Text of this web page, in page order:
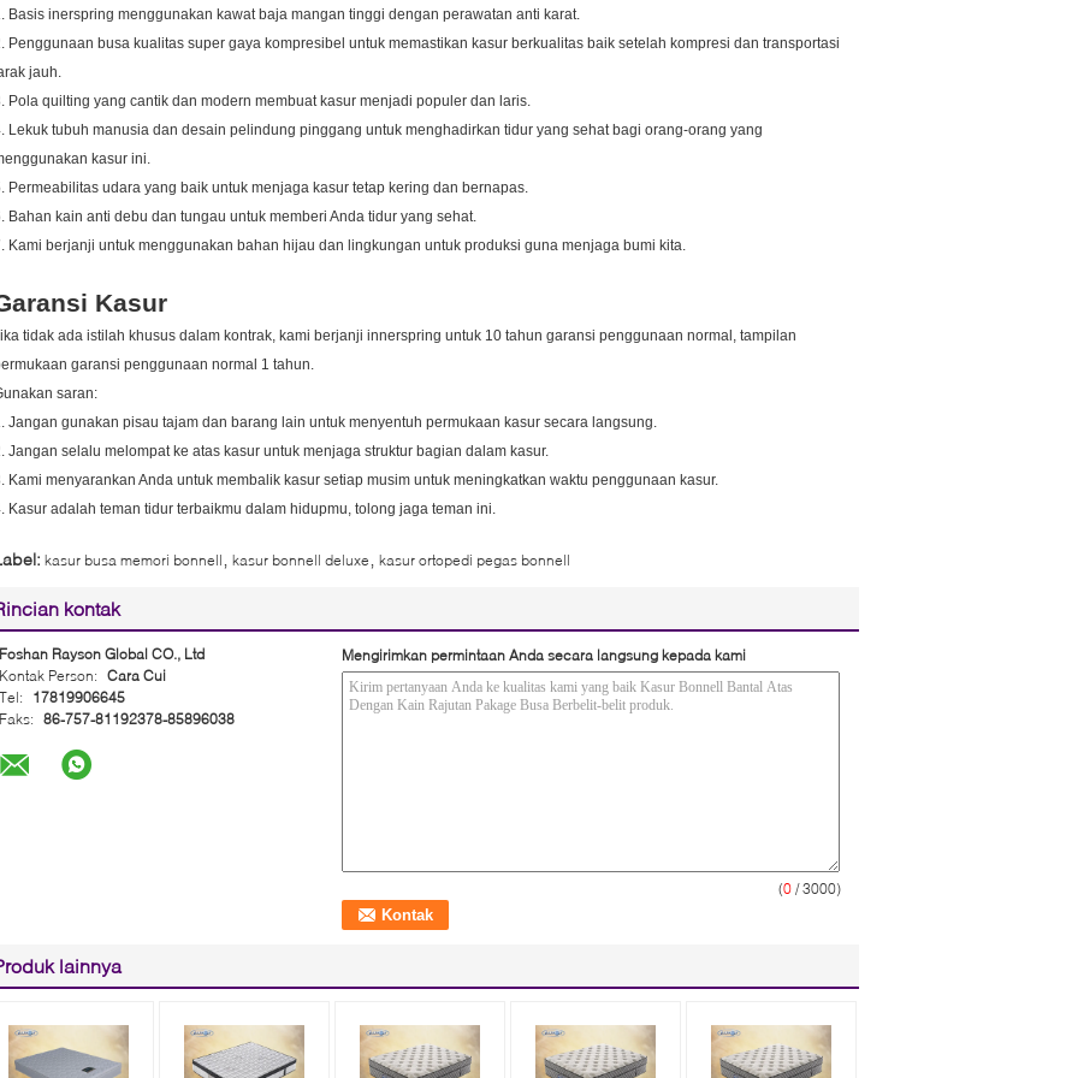
Basis inerspring menggunakan kawat baja mangan tinggi dengan perawatan anti karat.
Penggunaan busa kualitas super gaya kompresibel untuk memastikan kasur berkualitas baik setelah kompresi dan transportasi
jauh.
Pola quilting yang cantik dan modern membuat kasur menjadi populer dan laris.
Lekuk tubuh manusia dan desain pelindung pinggang untuk menghadirkan tidur yang sehat bagi orang-orang yang
kasur ini.
Permeabilitas udara yang baik untuk menjaga kasur tetap kering dan bernapas.
Bahan kain anti debu dan tungau untuk memberi Anda tidur yang sehat.
Kami berjanji untuk menggunakan bahan hijau dan lingkungan untuk produksi guna menjaga bumi kita.
Kasur
tidak ada istilah khusus dalam kontrak, kami berjanji innerspring untuk 10 tahun garansi penggunaan normal, tampilan
garansi penggunaan normal 1 tahun.
saran:
Jangan gunakan pisau tajam dan barang lain untuk menyentuh permukaan kasur secara langsung.
Jangan selalu melompat ke atas kasur untuk menjaga struktur bagian dalam kasur.
Kami menyarankan Anda untuk membalik kasur setiap musim untuk meningkatkan waktu penggunaan kasur.
Kasur adalah teman tidur terbaikmu dalam hidupmu, tolong jaga teman ini.
kasur busa memori bonnell kasur bonnell deluxe kasur ortopedi pegas bonnell
kontak
Foshan Rayson Global CO., Ltd
Kontak Person: Cara Cui
Tel:
17819906645
Faks: 86-757-81192378-85896038
Mengirimkan permintaan Anda secara langsung kepada kami
(0 / 3000)
lainnya